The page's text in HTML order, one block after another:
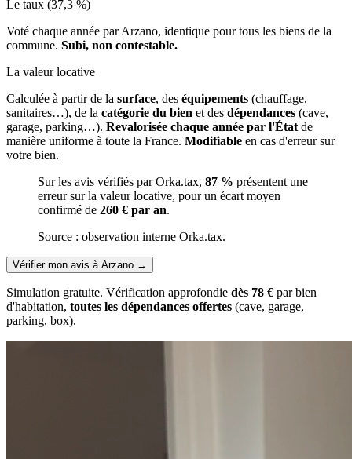
Le taux (37,3 %)
Voté chaque année par Arzano, identique pour tous les biens de la
commune. Subi, non contestable.
La valeur locative
Calculée à partir de la surface, des équipements (chauffage,
sanitaires…), de la catégorie du bien et des dépendances (cave,
garage, parking…). Revalorisée chaque année par l'État de
manière uniforme à toute la France. Modifiable en cas d'erreur sur
votre bien.
Sur les avis vérifiés par Orka.tax, 87 % présentent une
erreur sur la valeur locative, pour un écart moyen
confirmé de 260 € par an.
Source : observation interne Orka.tax.
Vérifier mon avis à Arzano →
Simulation gratuite. Vérification approfondie dès 78 € par bien
d'habitation, toutes les dépendances offertes (cave, garage,
parking, box).